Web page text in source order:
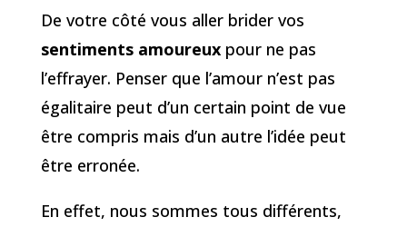
De votre côté vous aller brider vos
sentiments amoureuxpour ne pas
l’effrayer. Penser que l’amour n’est pas
égalitaire peut d’un certain point de vue
être compris mais d’un autre l’idée peut
être erronée.
En effet, nous sommes tous différents,